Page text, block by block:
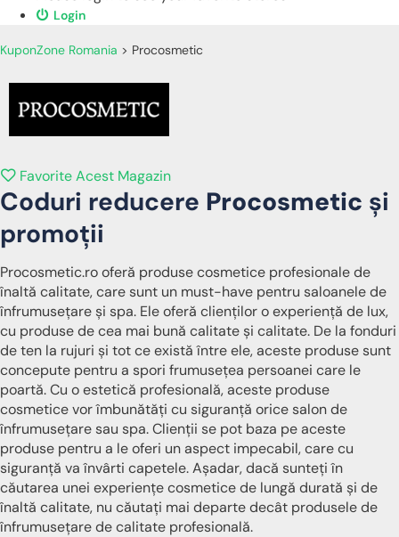
Login
KuponZone Romania > Procosmetic
Favorite Acest Magazin
Coduri reducere Procosmetic și
promoții
Procosmetic.ro oferă produse cosmetice profesionale de
înaltă calitate, care sunt un must-have pentru saloanele de
înfrumusețare și spa. Ele oferă clienților o experiență de lux,
cu produse de cea mai bună calitate și calitate. De la fonduri
de ten la rujuri și tot ce există între ele, aceste produse sunt
concepute pentru a spori frumusețea persoanei care le
poartă. Cu o estetică profesională, aceste produse
cosmetice vor îmbunătăți cu siguranță orice salon de
înfrumusețare sau spa. Clienții se pot baza pe aceste
produse pentru a le oferi un aspect impecabil, care cu
siguranță va învârti capetele. Așadar, dacă sunteți în
căutarea unei experiențe cosmetice de lungă durată și de
înaltă calitate, nu căutați mai departe decât produsele de
înfrumusețare de calitate profesională.